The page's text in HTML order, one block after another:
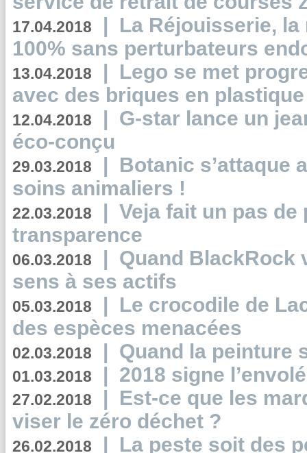
17.04.2018 | La Réjouisserie,
100% sans perturbateurs
13.04.2018 | Lego se met
avec des briques en
12.04.2018 | G-star lance un
éco-conçu
29.03.2018 | Botanic s’attaque
soins animaliers !
22.03.2018 | Veja fait un pas de
transparence
06.03.2018 | Quand BlackRock
sens à ses actifs
05.03.2018 | Le crocodile de
des espèces menacées
02.03.2018 | Quand la peinture
01.03.2018 | 2018 signe
27.02.2018 | Est-ce que les
viser le zéro déchet ?
26.02.2018 | La peste soit des